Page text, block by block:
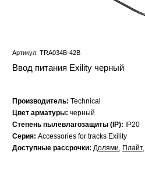
Артикул: TRA034B-42B
Ввод питания Exility черный
Производитель: Technical
Цвет арматуры: черный
Степень пылевлагозащиты (IP):
IP20
Серия: Accessories for tracks Exility
Доступные рассрочки: Долями, Плайт,